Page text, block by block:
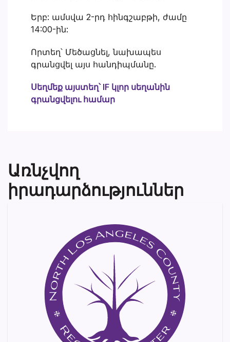
Երբ: ամսվա 2-րդ հինգշաբթի, ժամը
14:00-ին:
Որտեղ՝ Մեծացնել, նախապես
գրանցվել այս հանդիպմանը.
Սեղմեք այստեղ՝ IF կլոր սեղանին
գրանցվելու համար
Առնչվող
իրադարձություններ